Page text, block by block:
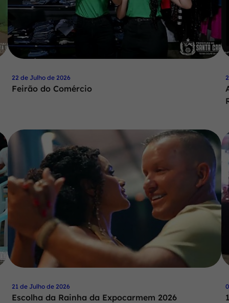
22 de Julho de 2026
Feirão do Comércio
21 de Julho de 2026
Escolha da Rainha da Expocarmem 2026